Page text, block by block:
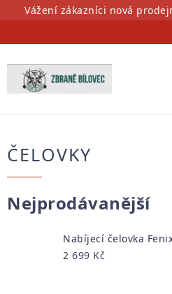
PřejítVážení zákazníci nová
ČELOVKY
Nejprodávanější
Nabíjecí čelovka
2 699 Kč